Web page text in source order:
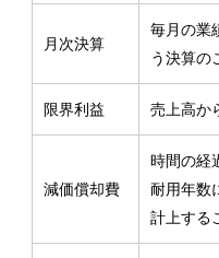
月次決算
毎月の業
う決算の
限界利益 売上高か
減価償却費
時間の経
耐用年数
計上する